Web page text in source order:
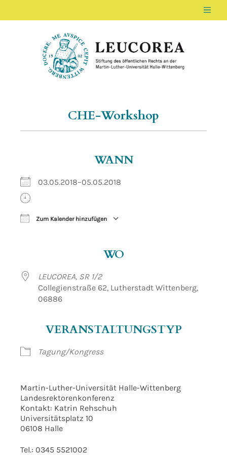
LEUCOREA DE
Stiftung des öffentlichen Rechts an der
CHE-Workshop
WANN
03.05.2018–05.05.2018
Zum Kalender hinzufügen
WO
LEUCOREA, SR 1/2
Collegienstraße 62, Lutherstadt Wittenberg,
06886
VERANSTALTUNGSTYP
Tagung/Kongress
Martin-Luther-Universität Halle-Wittenberg
Landesrektorenkonferenz
Kontakt: Katrin Rehschuh
Universitätsplatz 10
06108 Halle
Tel.: 0345 5521002